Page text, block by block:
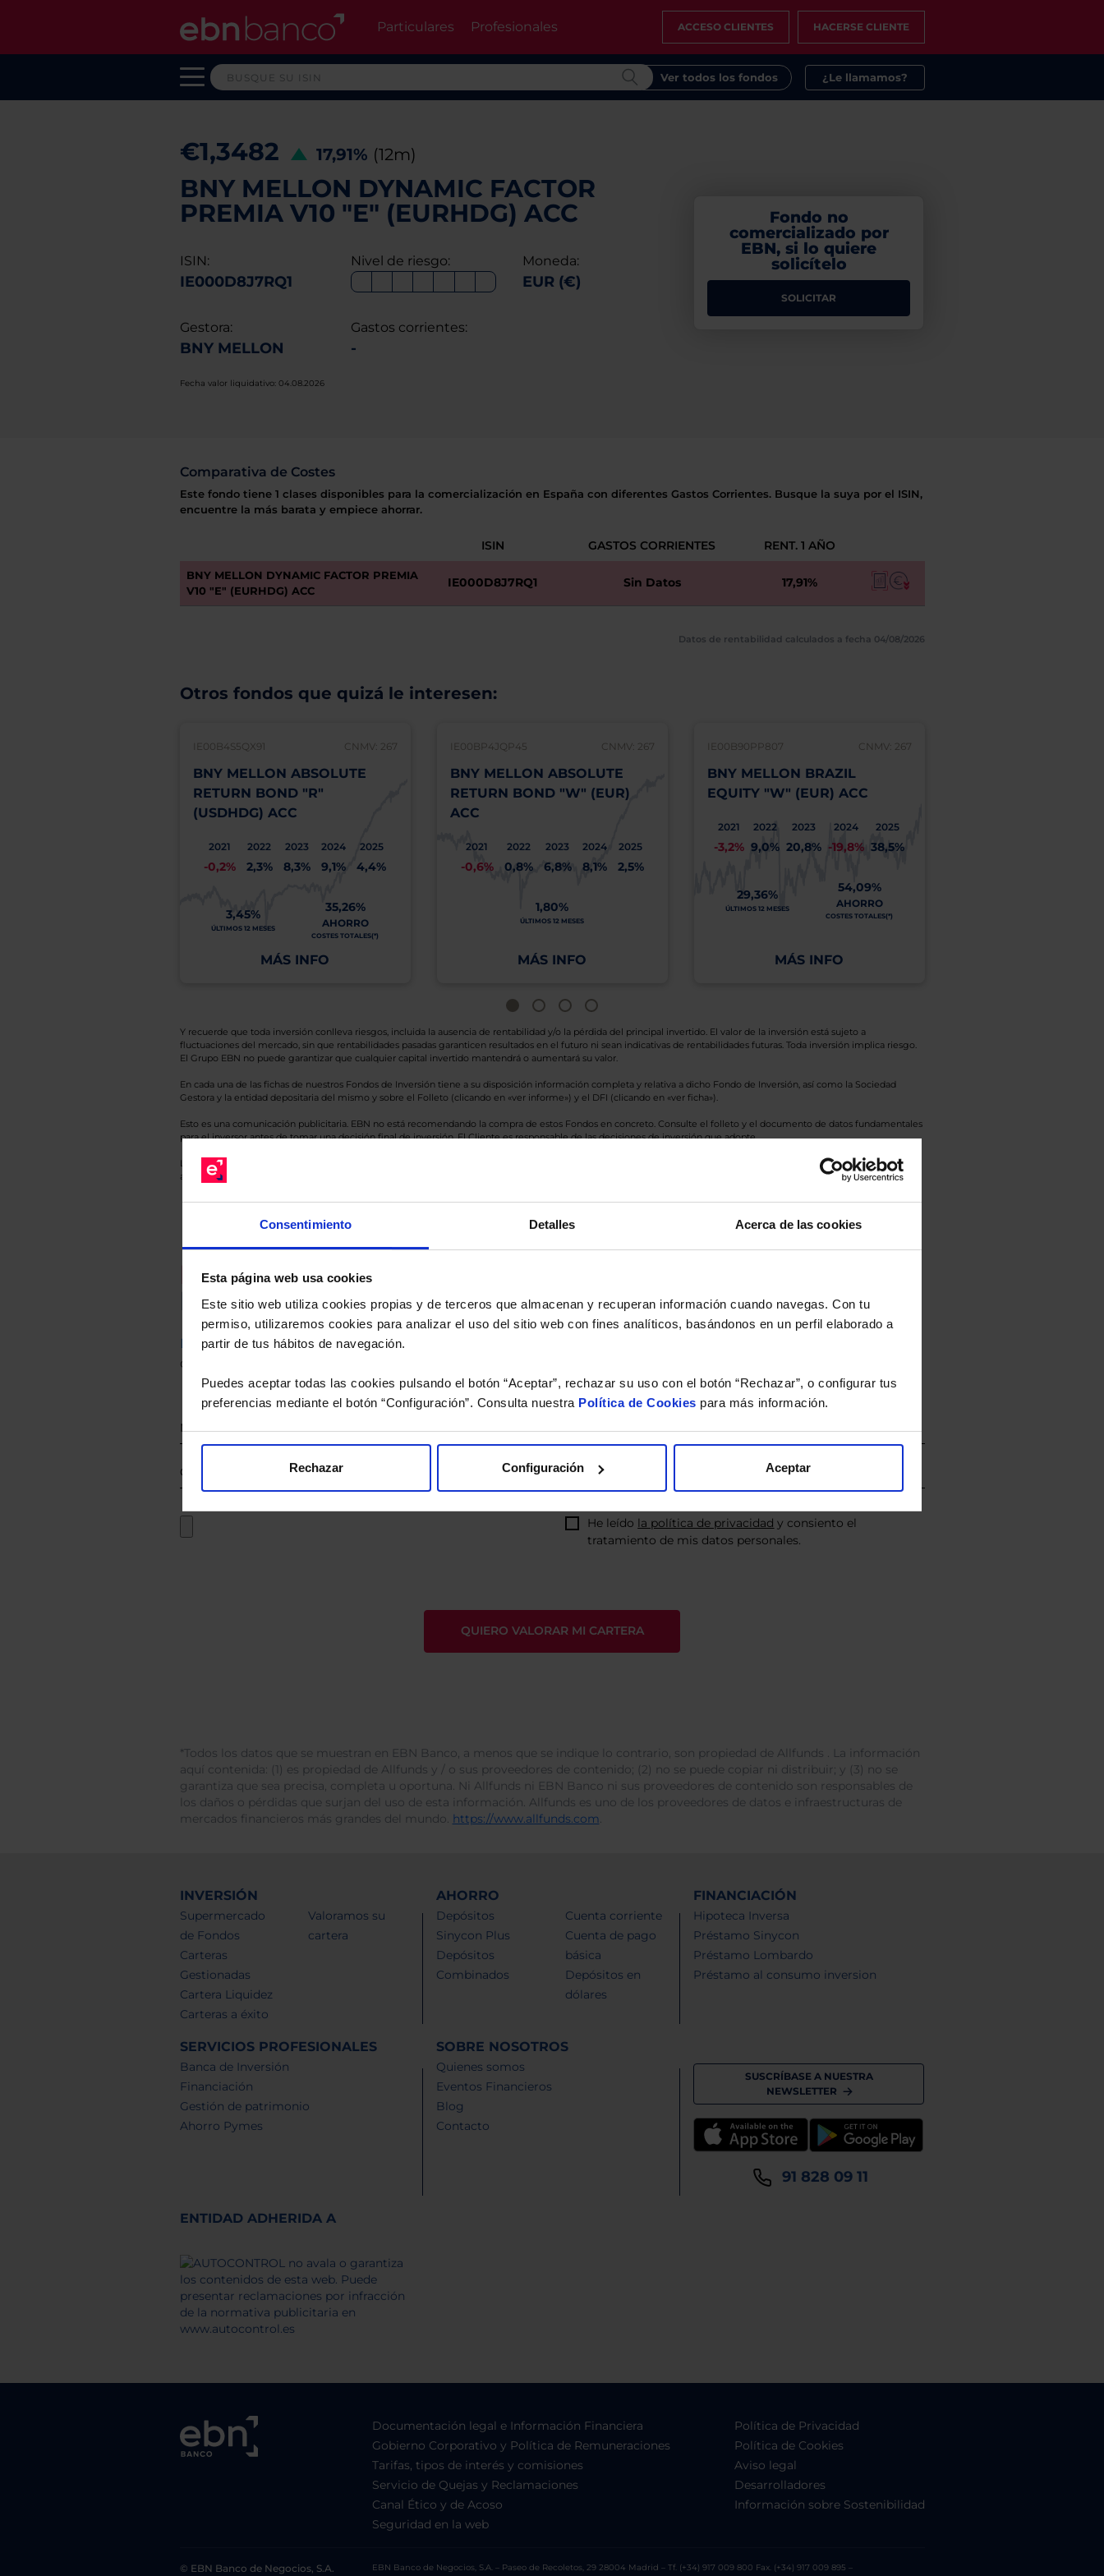
Consentimiento Detalles Acerca de las cookies
Esta página web usa cookies
Este sitio web utiliza cookies propias y de terceros que almacenan y recuperan información cuando navegas. Con tu
permiso, utilizaremos cookies para analizar el uso del sitio web con fines analíticos, basándonos en un perfil elaborado a
partir de tus hábitos de navegación.
Puedes aceptar todas las cookies pulsando el botón “Aceptar”, rechazar su uso con el botón “Rechazar”, o configurar tus
preferencias mediante el botón “Configuración”. Consulta nuestra Política de Cookies para más información.
Rechazar Configuración Aceptar
Particulares Profesionales ACCESO CLIENTES HACERSE CLIENTE
Ver todos los fondos ¿Le llamamos?
€1,3482 17,91% (12m)
BNY MELLON DYNAMIC FACTOR
PREMIA V10 "E" (EURHDG) ACC
ISIN:
IE000D8J7RQ1
Nivel de riesgo: Moneda:
EUR (€)
Gestora:
BNY MELLON
Gastos corrientes:
-
Fecha valor liquidativo: 04.08.2026
Fondo no
comercializado por
EBN, si lo quiere
solicítelo
SOLICITAR
Comparativa de Costes
Este fondo tiene 1 clases disponibles para la comercialización en España con diferentes Gastos Corrientes. Busque la suya por el ISIN,
encuentre la más barata y empiece ahorrar.
ISIN GASTOS CORRIENTES RENT. 1 AÑO
BNY MELLON DYNAMIC FACTOR PREMIA
V10 "E" (EURHDG) ACC
IE000D8J7RQ1 Sin Datos 17,91%
Datos de rentabilidad calculados a fecha 04/08/2026
Otros fondos que quizá le interesen:
IE00B4S5QX91 CNMV: 267
BNY MELLON ABSOLUTE
RETURN BOND "R"
(USDHDG) ACC
2021
-0,2%
2022
2,3%
2023
8,3%
2024
9,1%
2025
4,4%
3,45%
ÚLTIMOS 12 MESES
35,26%
AHORRO
COSTES TOTALES(*)
MÁS INFO
IE00BP4JQP45 CNMV: 267
BNY MELLON ABSOLUTE
RETURN BOND "W" (EUR)
ACC
2021
-0,6%
2022
0,8%
2023
6,8%
2024
8,1%
2025
2,5%
1,80%
ÚLTIMOS 12 MESES
MÁS INFO
IE00B90PP807 CNMV: 267
BNY MELLON BRAZIL
EQUITY "W" (EUR) ACC
2021
-3,2%
2022
9,0%
2023
20,8%
2024
-19,8%
2025
38,5%
29,36%
ÚLTIMOS 12 MESES
54,09%
AHORRO
COSTES TOTALES(*)
MÁS INFO
Y recuerde que toda inversión conlleva riesgos, incluida la ausencia de rentabilidad y/o la pérdida del principal invertido. El valor de la inversión está sujeto a
fluctuaciones del mercado, sin que rentabilidades pasadas garanticen resultados en el futuro ni sean indicativas de rentabilidades futuras. Toda inversión implica riesgo.
El Grupo EBN no puede garantizar que cualquier capital invertido mantendrá o aumentará su valor.
En cada una de las fichas de nuestros Fondos de Inversión tiene a su disposición información completa y relativa a dicho Fondo de Inversión, así como la Sociedad
Gestora y la entidad depositaria del mismo y sobre el Folleto (clicando en «ver informe») y el DFI (clicando en «ver ficha»).
Esto es una comunicación publicitaria. EBN no está recomendando la compra de estos Fondos en concreto. Consulte el folleto y el documento de datos fundamentales
para el inversor antes de tomar una decisión final de inversión. El Cliente es responsable de las decisiones de inversión que adopte.
Los datos de rentabilidad mostrados hacen referencia a los Valores Liquidativos del Fondo al cierre de la última sesión, y se calculan de Valor Liquidativo de la sesión
anterior a Valor Liquidativo actual con reinversión de dividendos si el fondo es de reparto. Todas las rentabilidades mostradas están en la divisa Euro.
Recomendado.
Le hacemos un estudio gratuito de su cartera.
Descárguese el archivoe indíquenos los ISINs de sus Fondos y nuestros expertos le enviarán un estudio gratuito
de sus alternativas de Clases Limpias con las que podrá ahorrar en sus costes.
He leído la política de privacidad y consiento el
tratamiento de mis datos personales.
*Todos los datos que se muestran en EBN Banco, a menos que se indique lo contrario, son propiedad de Allfunds . La información
aquí contenida: (1) es propiedad de Allfunds y / o sus proveedores de contenido; (2) no se puede copiar ni distribuir; y (3) no se
garantiza que sea precisa, completa u oportuna. Ni Allfunds ni EBN Banco ni sus proveedores de contenido son responsables de
los daños o pérdidas que surjan del uso de esta información. Allfunds es uno de los proveedores de datos e infraestructuras de
mercados financieros más grandes del mundo. https://www.allfunds.com.
INVERSIÓN
Supermercado
de Fondos
Carteras
Gestionadas
Cartera Liquidez
Carteras a éxito
Valoramos su
cartera
AHORRO
Depósitos
Sinycon Plus
Depósitos
Combinados
Cuenta corriente
Cuenta de pago
básica
Depósitos en
dólares
FINANCIACIÓN
Hipoteca Inversa
Préstamo Sinycon
Préstamo Lombardo
Préstamo al consumo inversion
SERVICIOS PROFESIONALES
Banca de Inversión
Financiación
Gestión de patrimonio
Ahorro Pymes
SOBRE NOSOTROS
Quienes somos
Eventos Financieros
Blog
Contacto
SUSCRÍBASE A NUESTRA
NEWSLETTER
91 828 09 11
ENTIDAD ADHERIDA A
Documentación legal e Información Financiera
Gobierno Corporativo y Política de Remuneraciones
Tarifas, tipos de interés y comisiones
Servicio de Quejas y Reclamaciones
Canal Ético y de Acoso
Seguridad en la web
Política de Privacidad
Política de Cookies
Aviso legal
Desarrolladores
Información sobre Sostenibilidad
© EBN Banco de Negocios, S.A.
EBN Banco de Negocios, S.A. – Paseo de Recoletos, 29 28004 Madrid – Tf. (+34) 917 009 800 Fax. (+34) 917 009 895 –